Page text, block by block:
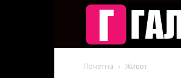
Почетна Живот